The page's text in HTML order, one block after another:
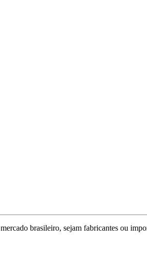
brasileiro, sejam fabricantes ou